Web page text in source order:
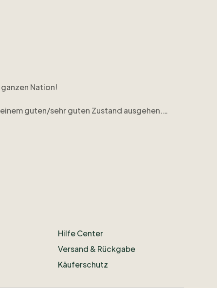
ganzen Nation!
einemguten​/​sehrguten Zustand ausgehen.
Hilfe Center
Versand & Rückgabe
Käuferschutz